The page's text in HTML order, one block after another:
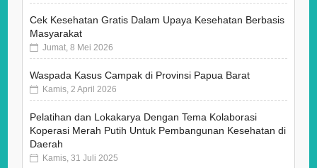
Cek Kesehatan Gratis Dalam Upaya Kesehatan Berbasis
Masyarakat
Jumat, 8 Mei 2026
Waspada Kasus Campak di Provinsi Papua Barat
Kamis, 2 April 2026
Pelatihan dan Lokakarya Dengan Tema Kolaborasi
Koperasi Merah Putih Untuk Pembangunan Kesehatan di
Daerah
Kamis, 31 Juli 2025